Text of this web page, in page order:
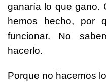
ganaría lo que gano.
hemos hecho, por
funcionar. No
hacerlo.
Porque no hacemos